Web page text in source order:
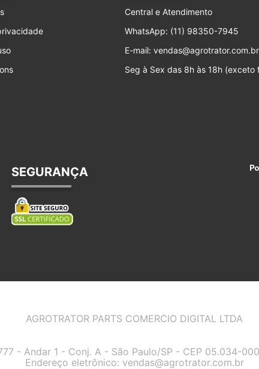
Central e Atendimento
WhatsApp: (11) 98350-7945
E-mail: vendas@agrotrator.com.br
Seg à Sex das 8h às 18h (exceto
SEGURANÇA
AGROTRATOR PARTS COMERCIO DIGITAL LTDA
- Andar 1 - Conj. A - São Paulo/SP - CEP 05.034-
Endereço eletrônico: vendas@agrotrator.com.br